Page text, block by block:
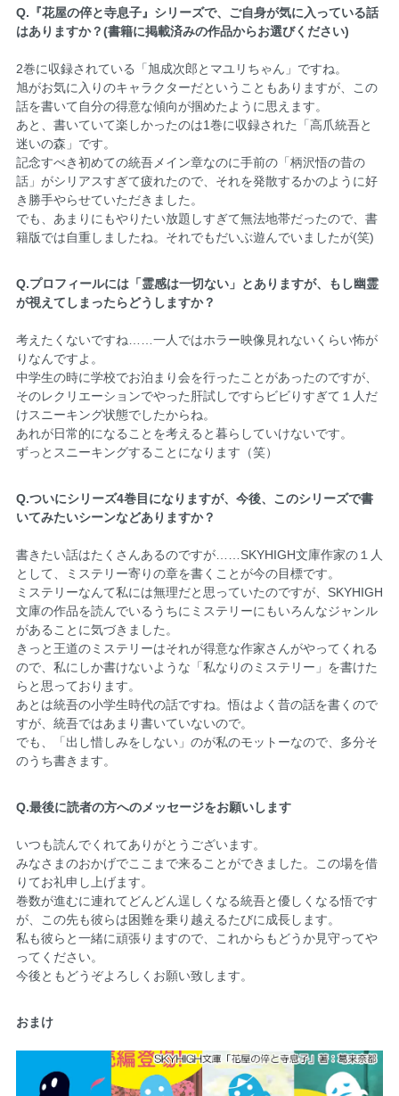
Q.『花屋の倅と寺息子』シリーズで、ご自身が気に入っている話
はありますか？(書籍に掲載済みの作品からお選びください)
2巻に収録されている「旭成次郎とマユリちゃん」ですね。
旭がお気に入りのキャラクターだということもありますが、この
話を書いて自分の得意な傾向が掴めたように思えます。
あと、書いていて楽しかったのは1巻に収録された「高爪統吾と
迷いの森」です。
記念すべき初めての統吾メイン章なのに手前の「柄沢悟の昔の
話」がシリアスすぎて疲れたので、それを発散するかのように好
き勝手やらせていただきました。
でも、あまりにもやりたい放題しすぎて無法地帯だったので、書
籍版では自重しましたね。それでもだいぶ遊んでいましたが(笑)
Q.プロフィールには「霊感は一切ない」とありますが、もし幽霊
が視えてしまったらどうしますか？
考えたくないですね……一人ではホラー映像見れないくらい怖が
りなんですよ。
中学生の時に学校でお泊まり会を行ったことがあったのですが、
そのレクリエーションでやった肝試しですらビビりすぎて１人だ
けスニーキング状態でしたからね。
あれが日常的になることを考えると暮らしていけないです。
ずっとスニーキングすることになります（笑）
Q.ついにシリーズ4巻目になりますが、今後、このシリーズで書
いてみたいシーンなどありますか？
書きたい話はたくさんあるのですが……SKYHIGH文庫作家の１人
として、ミステリー寄りの章を書くことが今の目標です。
ミステリーなんて私には無理だと思っていたのですが、SKYHIGH
文庫の作品を読んでいるうちにミステリーにもいろんなジャンル
があることに気づきました。
きっと王道のミステリーはそれが得意な作家さんがやってくれる
ので、私にしか書けないような「私なりのミステリー」を書けた
らと思っております。
あとは統吾の小学生時代の話ですね。悟はよく昔の話を書くので
すが、統吾ではあまり書いていないので。
でも、「出し惜しみをしない」のが私のモットーなので、多分そ
のうち書きます。
Q.最後に読者の方へのメッセージをお願いします
いつも読んでくれてありがとうございます。
みなさまのおかげでここまで来ることができました。この場を借
りてお礼申し上げます。
巻数が進むに連れてどんどん逞しくなる統吾と優しくなる悟です
が、この先も彼らは困難を乗り越えるたびに成長します。
私も彼らと一緒に頑張りますので、これからもどうか見守ってや
ってください。
今後ともどうぞよろしくお願い致します。
おまけ